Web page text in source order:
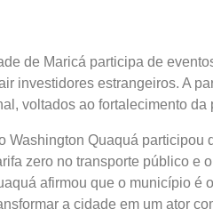
de Maricá participa de
investidores estrangeiros. A
voltados ao fortalecimento
Washington Quaquá
zero no transporte público e
afirmou que o município
a cidade em um ator